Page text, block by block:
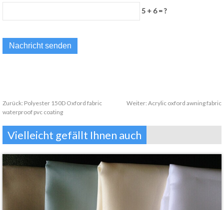
5 + 6 = ?
Zurück: Polyester 150D Oxford fabric
waterproof pvc coating
Weiter: Acrylic oxford awning fabric
Vielleicht gefällt Ihnen auch